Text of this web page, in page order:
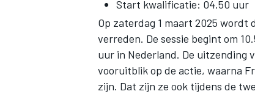
Start kwalificatie: 04.50 uur
Op zaterdag 1 maart 2025 wordt
verreden. De sessie begint om
uur in Nederland. De uitzending
vooruitblik op de actie, waarna
zijn. Dat zijn ze ook tijdens de